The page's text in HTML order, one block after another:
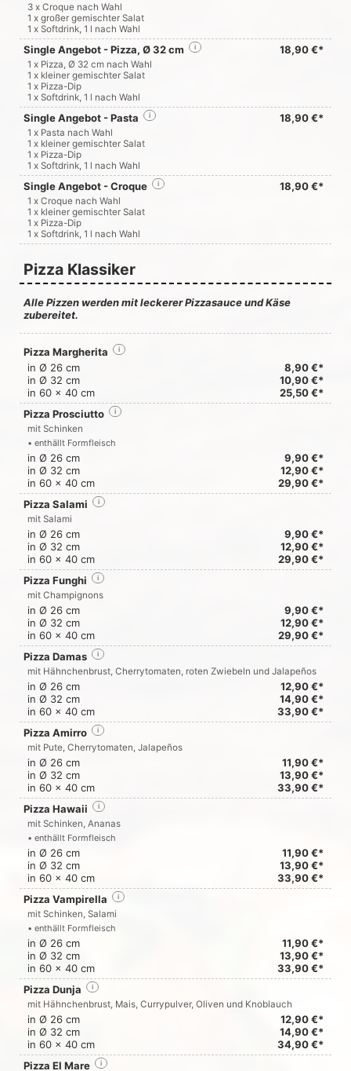
3 x Croque nach Wahl
1 x großer gemischter Salat
1 x Softdrink, 1 l nach Wahl
Single Angebot - Pizza, Ø 32 cm 18,90 €*
i
1 x Pizza, Ø 32 cm nach Wahl
1 x kleiner gemischter Salat
1 x Pizza-Dip
1 x Softdrink, 1 l nach Wahl
Single Angebot - Pasta 18,90 €*
i
1 x Pasta nach Wahl
1 x kleiner gemischter Salat
1 x Pizza-Dip
1 x Softdrink, 1 l nach Wahl
Single Angebot - Croque 18,90 €*
i
1 x Croque nach Wahl
1 x kleiner gemischter Salat
1 x Pizza-Dip
1 x Softdrink, 1 l nach Wahl
Pizza Klassiker
Alle Pizzen werden mit leckerer Pizzasauce und Käse
zubereitet.
Pizza Margherita i
in Ø 26 cm
8,90 €*
in Ø 32 cm
10,90 €*
in 60 x 40 cm
25,50 €*
Pizza Prosciutto
i
mit Schinken
• enthällt Formfleisch
in Ø 26 cm
9,90 €*
in Ø 32 cm
12,90 €*
in 60 x 40 cm
29,90 €*
Pizza Salami
i
mit Salami
in Ø 26 cm
9,90 €*
in Ø 32 cm
12,90 €*
in 60 x 40 cm
29,90 €*
Pizza Funghi
i
mit Champignons
in Ø 26 cm
9,90 €*
in Ø 32 cm
12,90 €*
in 60 x 40 cm
29,90 €*
Pizza Damas
i
mit Hähnchenbrust, Cherrytomaten, roten Zwiebeln und Jalapeños
in Ø 26 cm
12,90 €*
in Ø 32 cm
14,90 €*
in 60 x 40 cm
33,90 €*
Pizza Amirro
i
mit Pute, Cherrytomaten, Jalapeños
in Ø 26 cm
11,90 €*
in Ø 32 cm
13,90 €*
in 60 x 40 cm
33,90 €*
Pizza Hawaii
i
mit Schinken, Ananas
• enthällt Formfleisch
in Ø 26 cm
11,90 €*
in Ø 32 cm
13,90 €*
in 60 x 40 cm
33,90 €*
Pizza Vampirella
i
mit Schinken, Salami
• enthällt Formfleisch
in Ø 26 cm
11,90 €*
in Ø 32 cm
13,90 €*
in 60 x 40 cm
33,90 €*
Pizza Dunja
i
mit Hähnchenbrust, Mais, Currypulver, Oliven und Knoblauch
in Ø 26 cm
12,90 €*
in Ø 32 cm
14,90 €*
in 60 x 40 cm
34,90 €*
Pizza El Mare
i